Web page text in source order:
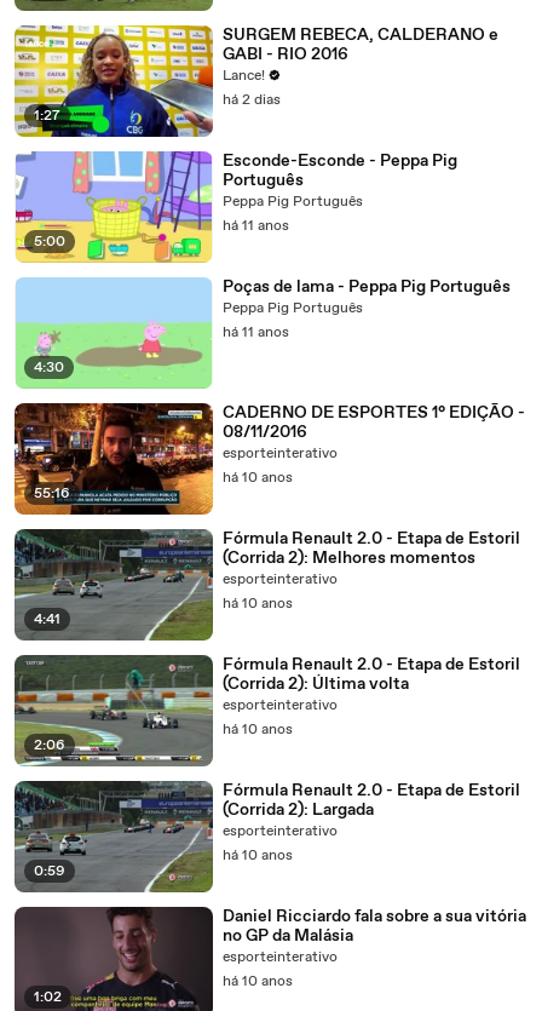
1:27
SURGEM REBECA, CALDERANO e
GABI - RIO 2016
Lance!
há 2 dias
5:00
Esconde-Esconde - Peppa Pig
Português
Peppa Pig Português
há 11 anos
4:30
Poças de lama - Peppa Pig Português
Peppa Pig Português
há 11 anos
55:16
CADERNO DE ESPORTES 1° EDIÇÃO -
08/11/2016
esporteinterativo
há 10 anos
4:41
Fórmula Renault 2.0 - Etapa de Estoril
(Corrida 2): Melhores momentos
esporteinterativo
há 10 anos
2:06
Fórmula Renault 2.0 - Etapa de Estoril
(Corrida 2): Última volta
esporteinterativo
há 10 anos
0:59
Fórmula Renault 2.0 - Etapa de Estoril
(Corrida 2): Largada
esporteinterativo
há 10 anos
1:02
Daniel Ricciardo fala sobre a sua vitória
no GP da Malásia
esporteinterativo
há 10 anos